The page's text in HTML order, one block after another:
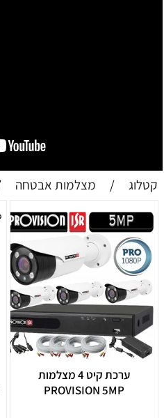
קטלוג / מצלמות אבטחה
ערכת קיט 4 מצלמות
PROVISION 5MP